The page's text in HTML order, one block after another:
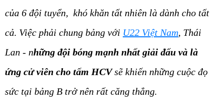
của 6 đội tuyển, khó khăn tất nhiên là dành cho tất
cả. Việc phải chung bảng với U22 Việt Nam, Thái
Lan - những đội bóng mạnh nhất giải đấu và là
ứng cử viên cho tấm HCVsẽ khiến những cuộc đọ
sức tại bảng B trở nên rất căng thẳng.